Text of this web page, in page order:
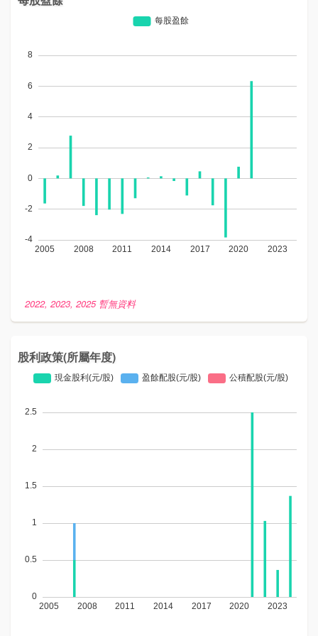
2022, 2023, 2025 暫無資料
股利政策(所屬年度)